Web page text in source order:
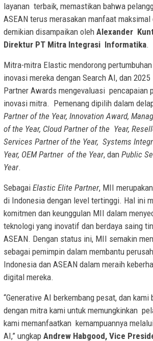
layanan terbaik, memastikan bahwa
ASEAN terus merasakan manfaat
demikian disampaikan oleh Alexander
Direktur PT Mitra Integrasi Informatika.
Mitra-mitra Elastic mendorong
inovasi mereka dengan Search AI, dan
Partner Awards mengevaluasi pencapaian
inovasi mitra. Pemenang dipilih dalam
Partner of the Year, Innovation Award,
of the Year, Cloud Partner of the Year,
Services Partner of the Year, Systems
Year, OEM Partner of the Year, dan Public
Year.
Sebagai Elastic Elite Partner, MII
di Indonesia dengan level tertinggi. Hal ini
komitmen dan keunggulan MII dalam
teknologi yang inovatif dan berdaya saing
ASEAN. Dengan status ini, MII semakin
sebagai pemimpin dalam membantu
Indonesia dan ASEAN dalam meraih
digital mereka.
“Generative AI berkembang pesat, dan
dengan mitra kami untuk memungkinkan
kami memanfaatkan kemampuannya
AI,” ungkap Andrew Habgood, Vice